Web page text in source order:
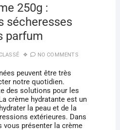
250g :
sécheresses
parfum
NO COMMENTS
peuvent être très
notre quotidien.
des solutions pour les
crème hydratante est un
la peau et de la
extérieures. Dans
présenter la crème